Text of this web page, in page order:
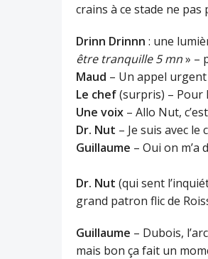
crains à ce stade ne
Drinn Drinnn : une
être tranquille 5 mn» –
Maud – Un appel
Le chef(surpris) – Pour
Une voix – Allo Nut,
Dr. Nut – Je suis avec le
Guillaume – Oui on m’a
Dr. Nut (qui sent
grand patron flic de
Guillaume – Dubois,
mais bon ça fait un